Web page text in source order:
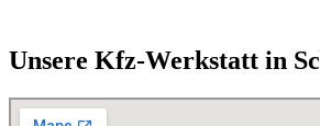
Unsere Kfz-Werkstatt in